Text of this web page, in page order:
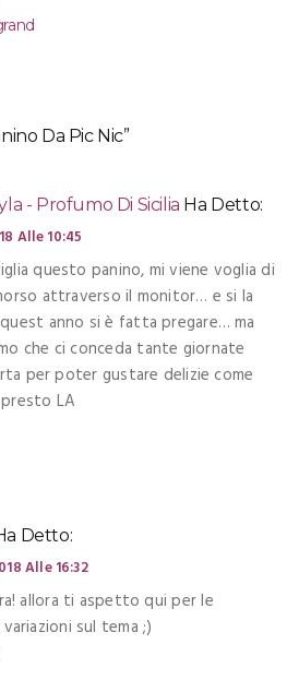
Da Pic Nic”
- Profumo Di Sicilia Ha Detto:
Alle 10:45
questo panino, mi viene voglia di
attraverso il monitor… e si la
anno si è fatta pregare… ma
che ci conceda tante giornate
per poter gustare delizie come
LA
Detto:
Alle 16:32
allora ti aspetto qui per le
sul tema ;)